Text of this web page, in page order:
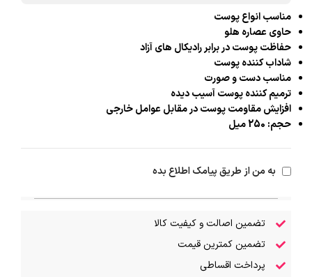
مناسب انواع پوست
حاوی عصاره هلو
حفاظت پوست در برابر رادیکال‌ های آزاد
شاداب کننده پوست
مناسب دست و صورت
ترمیم کننده پوست آسیب دیده
افزایش مقاومت پوست در مقابل عوامل خارجی
حجم: 250 میل
به من از طریق پیامک اطلاع بده
تضمین اصالت و کیفیت کالا
تضمین کمترین قیمت
پرداخت اقساطی